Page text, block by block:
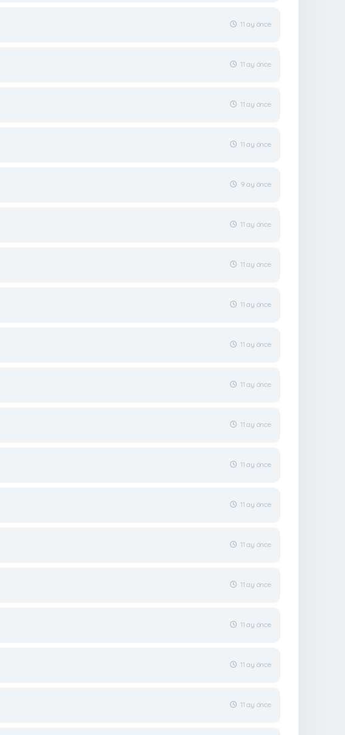
11 ay önce
11 ay önce
11 ay önce
11 ay önce
9 ay önce
11 ay önce
11 ay önce
11 ay önce
11 ay önce
11 ay önce
11 ay önce
11 ay önce
11 ay önce
11 ay önce
11 ay önce
11 ay önce
11 ay önce
11 ay önce